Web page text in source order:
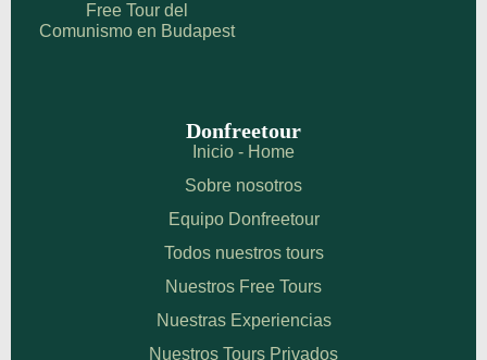
Free Tour del
Comunismo en Budapest
Donfreetour
Inicio - Home
Sobre nosotros
Equipo Donfreetour
Todos nuestros tours
Nuestros Free Tours
Nuestras Experiencias
Nuestros Tours Privados